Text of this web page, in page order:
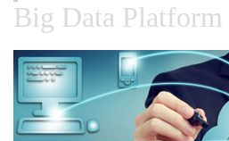
Big Data Platform